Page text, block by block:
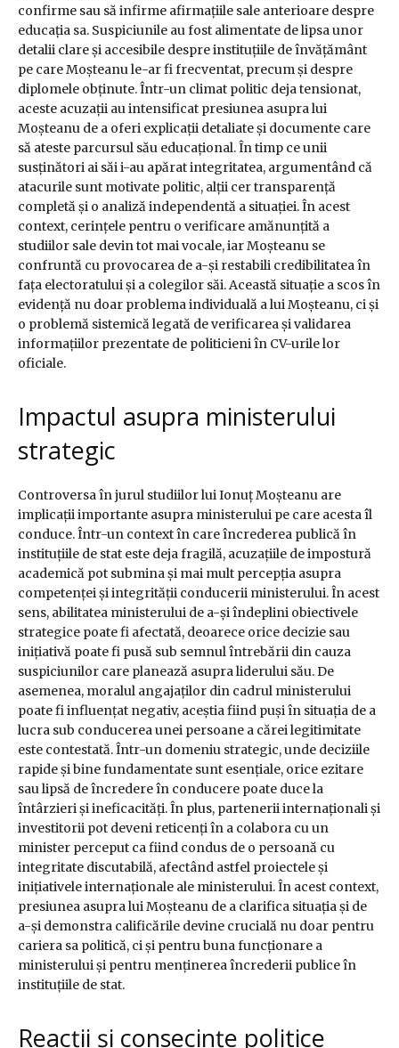
confirme sau să infirme afirmațiile sale anterioare despre
educația sa. Suspiciunile au fost alimentate de lipsa unor
detalii clare și accesibile despre instituțiile de învățământ
pe care Moșteanu le-ar fi frecventat, precum și despre
diplomele obținute. Într-un climat politic deja tensionat,
aceste acuzații au intensificat presiunea asupra lui
Moșteanu de a oferi explicații detaliate și documente care
să ateste parcursul său educațional. În timp ce unii
susținători ai săi i-au apărat integritatea, argumentând că
atacurile sunt motivate politic, alții cer transparență
completă și o analiză independentă a situației. În acest
context, cerințele pentru o verificare amănunțită a
studiilor sale devin tot mai vocale, iar Moșteanu se
confruntă cu provocarea de a-și restabili credibilitatea în
fața electoratului și a colegilor săi. Această situație a scos în
evidență nu doar problema individuală a lui Moșteanu, ci și
o problemă sistemică legată de verificarea și validarea
informațiilor prezentate de politicieni în CV-urile lor
oficiale.
Impactul asupra ministerului
strategic
Controversa în jurul studiilor lui Ionuț Moșteanu are
implicații importante asupra ministerului pe care acesta îl
conduce. Într-un context în care încrederea publică în
instituțiile de stat este deja fragilă, acuzațiile de impostură
academică pot submina și mai mult percepția asupra
competenței și integrității conducerii ministerului. În acest
sens, abilitatea ministerului de a-și îndeplini obiectivele
strategice poate fi afectată, deoarece orice decizie sau
inițiativă poate fi pusă sub semnul întrebării din cauza
suspiciunilor care planează asupra liderului său. De
asemenea, moralul angajaților din cadrul ministerului
poate fi influențat negativ, aceștia fiind puși în situația de a
lucra sub conducerea unei persoane a cărei legitimitate
este contestată. Într-un domeniu strategic, unde deciziile
rapide și bine fundamentate sunt esențiale, orice ezitare
sau lipsă de încredere în conducere poate duce la
întârzieri și ineficacități. În plus, partenerii internaționali și
investitorii pot deveni reticenți în a colabora cu un
minister perceput ca fiind condus de o persoană cu
integritate discutabilă, afectând astfel proiectele și
inițiativele internaționale ale ministerului. În acest context,
presiunea asupra lui Moșteanu de a clarifica situația și de
a-și demonstra calificările devine crucială nu doar pentru
cariera sa politică, ci și pentru buna funcționare a
ministerului și pentru menținerea încrederii publice în
instituțiile de stat.
Reacții și consecințe politice